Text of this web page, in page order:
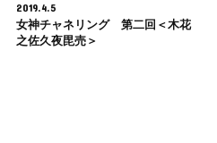
2019.4.5
女神チャネリング 第二回＜木花
之佐久夜毘売＞